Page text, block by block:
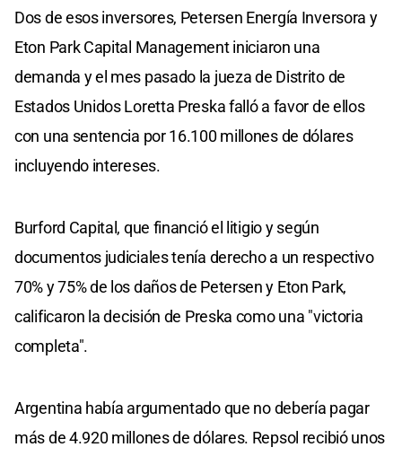
Dos de esos inversores, Petersen Energía Inversora y
Eton Park Capital Management iniciaron una
demanda y el mes pasado la jueza de Distrito de
Estados Unidos Loretta Preska falló a favor de ellos
con una sentencia por 16.100 millones de dólares
incluyendo intereses.
Burford Capital, que financió el litigio y según
documentos judiciales tenía derecho a un respectivo
70% y 75% de los daños de Petersen y Eton Park,
calificaron la decisión de Preska como una "victoria
completa".
Argentina había argumentado que no debería pagar
más de 4.920 millones de dólares. Repsol recibió unos